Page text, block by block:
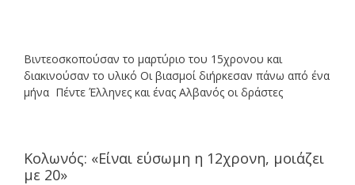
Βιντεοσκοπούσαν το μαρτύριο του 15χρονου και
διακινούσαν το υλικό Οι βιασμοί διήρκεσαν πάνω από ένα
μήνα Πέντε Έλληνες και ένας Αλβανός οι δράστες
Κολωνός: «Είναι εύσωμη η 12χρονη, μοιάζει
με 20»